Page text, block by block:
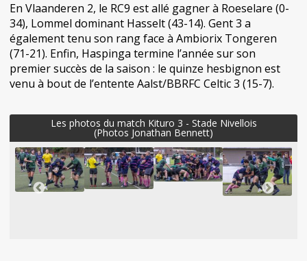
En Vlaanderen 2, le RC9 est allé gagner à Roeselare (0-
34), Lommel dominant Hasselt (43-14). Gent 3 a
également tenu son rang face à Ambiorix Tongeren
(71-21). Enfin, Haspinga termine l’année sur son
premier succès de la saison : le quinze hesbignon est
venu à bout de l’entente Aalst/BBRFC Celtic 3 (15-7).
Les photos du match Kituro 3 - Stade Nivellois
(Photos Jonathan Bennett)